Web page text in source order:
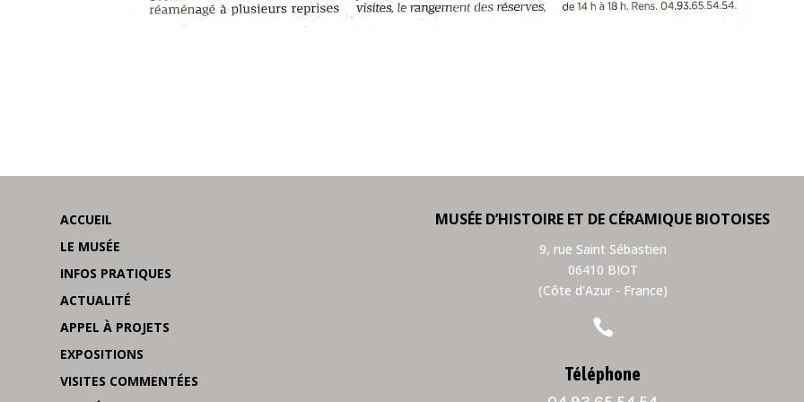
ACCUEIL
LE MUSÉE
INFOS PRATIQUES
ACTUALITÉ
APPEL À PROJETS
EXPOSITIONS
VISITES COMMENTÉES
MUSÉE D’HISTOIRE ET DE CÉRAMIQUE BIOTOISES
9, rue Saint Sébastien
06410 BIOT
(Côte d'Azur - France)

Téléphone